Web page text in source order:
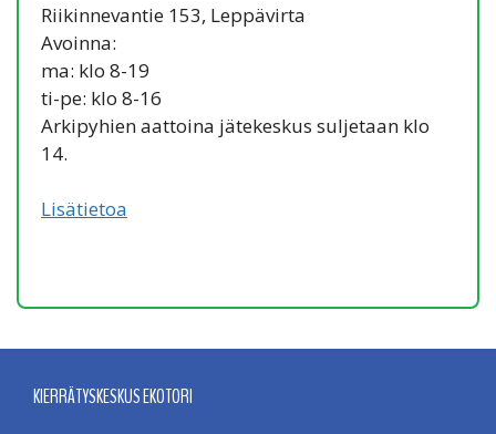
Riikinnevantie 153, Leppävirta
Avoinna:
ma: klo 8-19
ti-pe: klo 8-16
Arkipyhien aattoina jätekeskus suljetaan klo
14.
Lisätietoa
KIERRÄTYSKESKUS EKOTORI